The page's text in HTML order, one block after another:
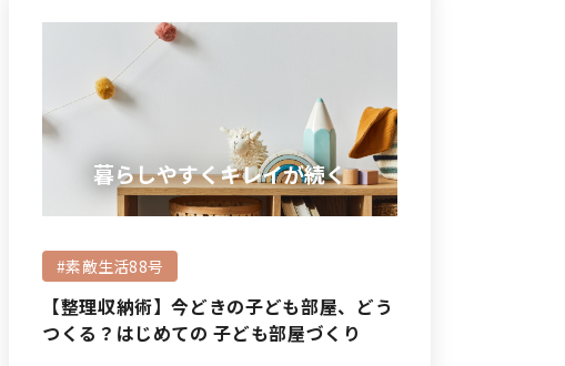
暮らしやすくキレイが続く
#素敵生活88号
【整理収納術】今どきの子ども部屋、どう
つくる？はじめての 子ども部屋づくり